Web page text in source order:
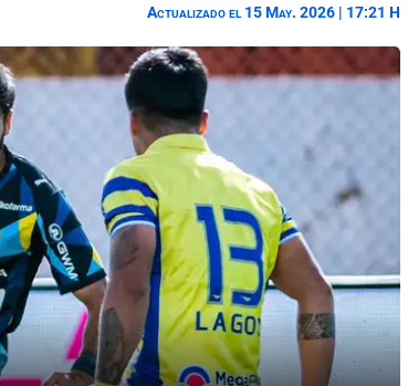
Actualizado el 15 May. 2026 | 17:21 H